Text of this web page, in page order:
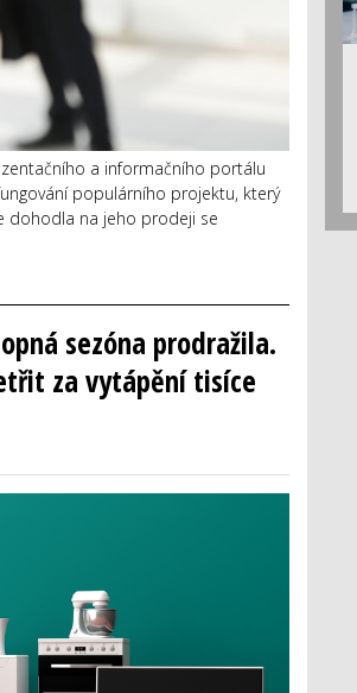
a informačního portálu
populárního projektu, který
dohodla na jeho prodeji se
sezóna prodražila.
za vytápění tisíce